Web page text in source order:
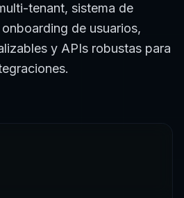
tenant, sistema de
de usuarios,
y APIs robustas para